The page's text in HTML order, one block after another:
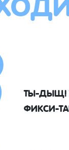
ТЫ-ДЫЩ!
ФИКСИ-